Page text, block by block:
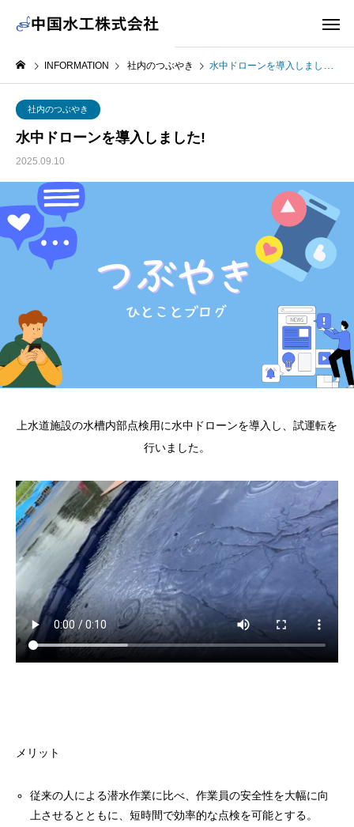
INFORMATION 社内のつぶやき 水中ドローンを導入しました!
社内のつぶやき
水中ドローンを導入しました!
2025.09.10
上水道施設の水槽内部点検用に水中ドローンを導入し、試運転を
行いました。
メリット
従来の人による潜水作業に比べ、作業員の安全性を大幅に向
上させるとともに、短時間で効率的な点検を可能とする。